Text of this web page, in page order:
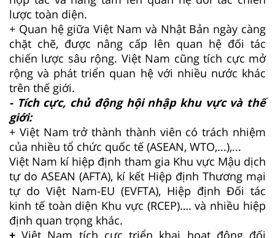
lược toàn diện.
+ Quan hệ giữa Việt Nam và Nhật Bản ngày càng
chặt chẽ, được nâng cấp lên quan hệ đối tác
chiến lược sâu rộng. Việt Nam cũng tích cực mở
rộng và phát triển quan hệ với nhiều nước khác
trên thế giới.
- Tích cực, chủ động hội nhập khu vực và thế
giới:
+ Việt Nam trở thành thành viên có trách nhiệm
của nhiều tổ chức quốc tế (ASEAN, WTO,...),...
Việt Nam kí hiệp định tham gia Khu vực Mậu dịch
tự do ASEAN (AFTA), kí kết Hiệp định Thương mại
tự do Việt Nam-EU (EVFTA), Hiệp định Đối tác
kinh tế toàn diện Khu vực (RCEP)…. và nhiều hiệp
định quan trọng khác.
+Việt Nam tích cực triển khai hoạt động đối